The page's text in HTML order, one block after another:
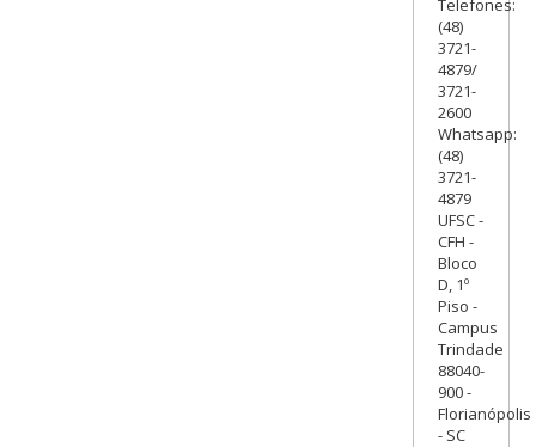
Telefones:
(48)
3721-
4879/
3721-
2600
Whatsapp:
(48)
3721-
4879
UFSC -
CFH -
Bloco
D, 1º
Piso -
Campus
Trindade
88040-
900 -
Florianópolis
- SC